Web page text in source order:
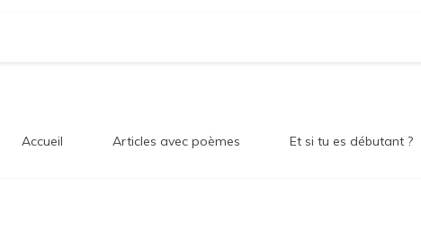
Sur
Accueil Articles avec poèmes Et si tu es débutant ?